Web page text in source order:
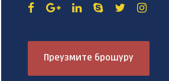
Преузмите брошуру